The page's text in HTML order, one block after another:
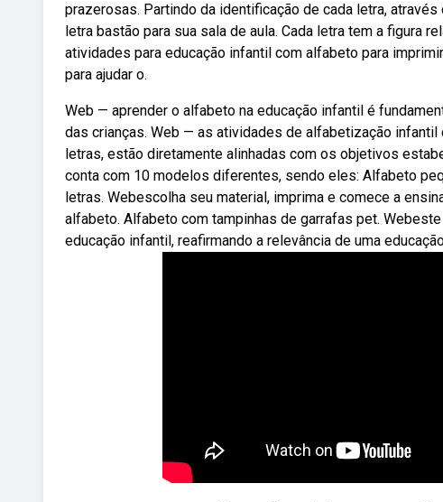
prazerosas. Partindo da identificação de cada letra,
letra bastão para sua sala de aula. Cada letra tem a figura
atividades para educação infantil com alfabeto para
para ajudar o.
Web — aprender o alfabeto na educação infantil é
das crianças. Web — as atividades de alfabetização
letras, estão diretamente alinhadas com os objetivos
conta com 10 modelos diferentes, sendo eles: Alfabeto
letras. Webescolha seu material, imprima e comece a
alfabeto. Alfabeto com tampinhas de garrafas pet.
educação infantil, reafirmando a relevância de uma